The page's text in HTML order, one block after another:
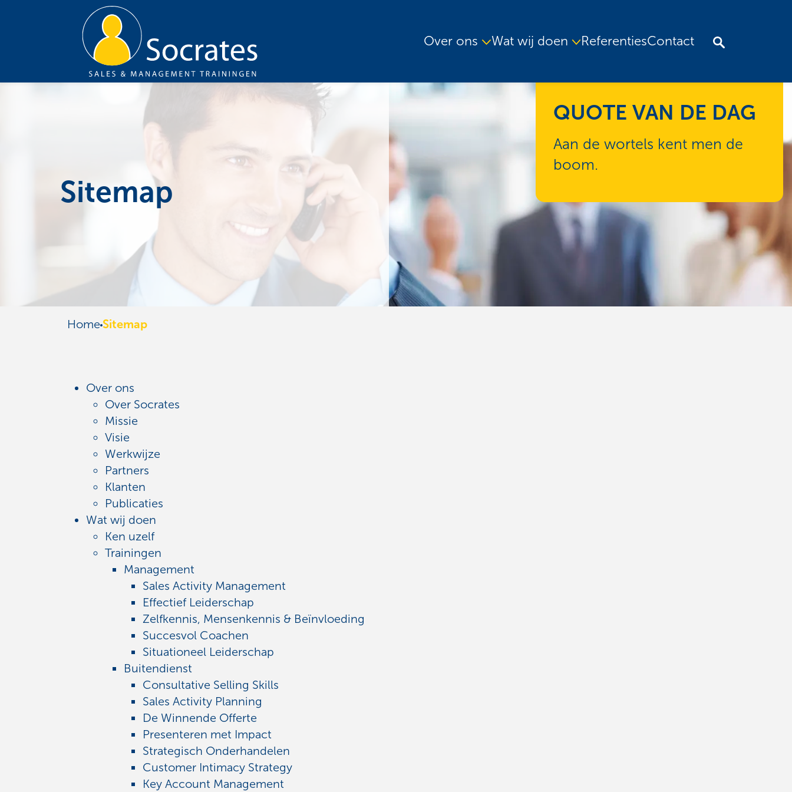
Over ons Wat wij doen ReferentiesContact
Sitemap
QUOTE VAN DE DAG
Aan de wortels kent men de
boom.
Home Sitemap
Over ons
Over Socrates
Missie
Visie
Werkwijze
Partners
Klanten
Publicaties
Wat wij doen
Ken uzelf
Trainingen
Management
Sales Activity Management
Effectief Leiderschap
Zelfkennis, Mensenkennis & Beïnvloeding
Succesvol Coachen
Situationeel Leiderschap
Buitendienst
Consultative Selling Skills
Sales Activity Planning
De Winnende Offerte
Presenteren met Impact
Strategisch Onderhandelen
Customer Intimacy Strategy
Key Account Management